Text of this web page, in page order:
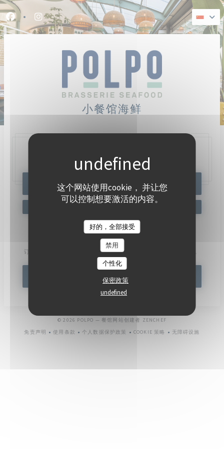
Cookie管理面板
这个网站使用cookie， 并让您
可以控制想要激活的内容。
好的，全部接受
禁用
个性化
保密政策
undefined
Facebook ((在新窗口中打开))
Instagram ((在新窗口中打开))
小餐馆海鲜
47, Quai Charles Pasqua,92300 Levallois-Perret
预订餐位
了解最新信息
订阅我们的时事通讯，通过电子邮件接收我们的个性化通讯和营销优惠。
订阅
© 2026 POLPO — 餐馆网站创建者 ZENCHEF
免责声明
使用条款
个人数据保护政策
COOKIE 策略
无障碍设施